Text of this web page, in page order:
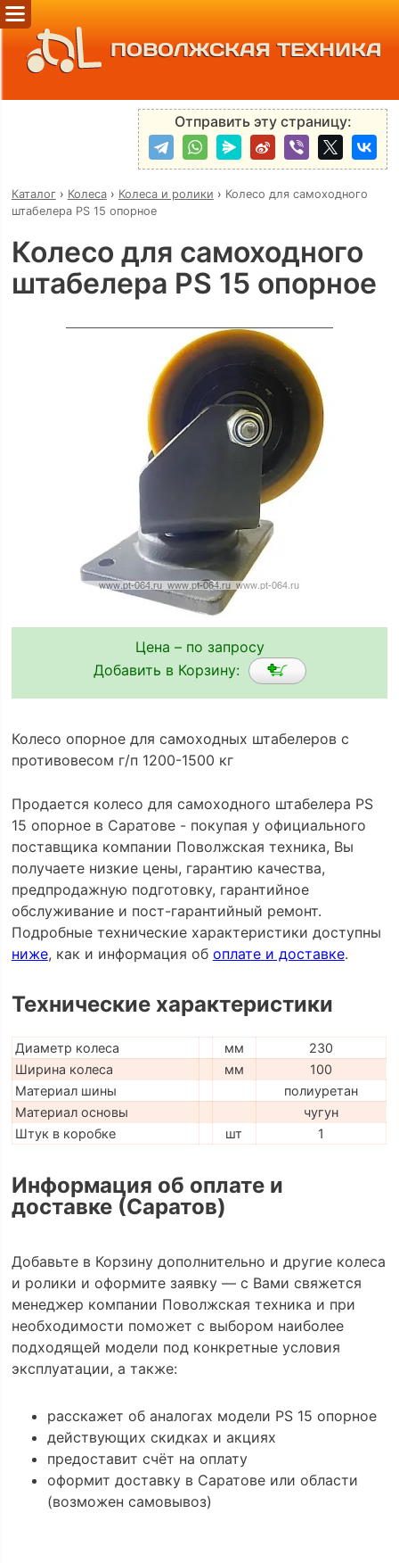
ПОВОЛЖСКАЯ ТЕХНИКА
Отправить эту страницу:
Каталог› Колеса› Колеса и ролики › Колесо для самоходного
штабелера PS 15 опорное
Колесо для самоходного
штабелера PS 15 опорное
Цена – по запросу
Добавить в Корзину:
Колесо опорное для самоходных штабелеров с
противовесом г/п 1200-1500 кг
Продается колесо для самоходного штабелера PS
15 опорное в Саратове - покупая у официального
поставщика компании Поволжская техника, Вы
получаете низкие цены, гарантию качества,
предпродажную подготовку, гарантийное
обслуживание и пост-гарантийный ремонт.
Подробные технические характеристики доступны
ниже, как и информация об оплате и доставке.
Технические характеристики
Диаметр колеса мм
230
Ширина колеса
мм
100
Материал шины
полиуретан
Материал основы
чугун
Штук в коробке
шт 1
Информация об оплате и
доставке (Саратов)
Добавьте в Корзину дополнительно и другие колеса
и ролики и оформите заявку — с Вами свяжется
менеджер компании Поволжская техника и при
необходимости поможет с выбором наиболее
подходящей модели под конкретные условия
эксплуатации, а также:
расскажет об аналогах модели PS 15 опорное
действующих скидках и акциях
предоставит счёт на оплату
оформит доставку в Саратове или области
(возможен самовывоз)